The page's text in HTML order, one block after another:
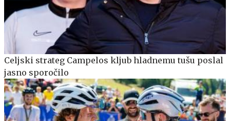
Celjski strateg Campelos kljub hladnemu tušu poslal
jasno sporočilo